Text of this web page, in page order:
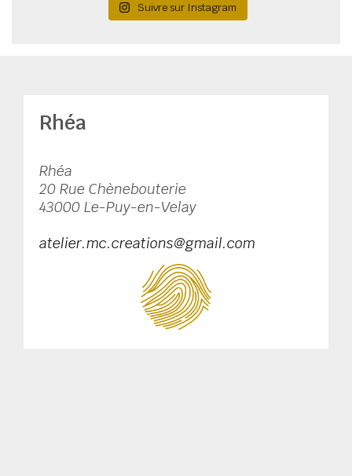
Suivre sur Instagram
Rhéa
Rhéa
20 Rue Chènebouterie
43000 Le-Puy-en-Velay
atelier.mc.creations@gmail.com